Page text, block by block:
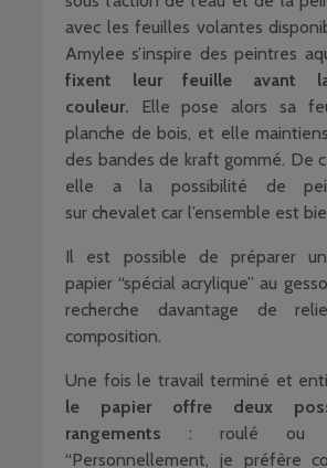
avec les feuilles volantes
Amylee s’inspire des peintres
fixent leur feuille avant
couleur. Elle pose alors sa
planche de bois, et elle
des bandes de kraft gommé. De
elle a la possibilité de
sur chevalet car l’ensemble est
Il est possible de préparer
papier “spécial acrylique” au
recherche davantage de
composition.
Une fois le travail terminé et
le papier offre deux
rangements : roulé ou
“Personnellement, je préfère